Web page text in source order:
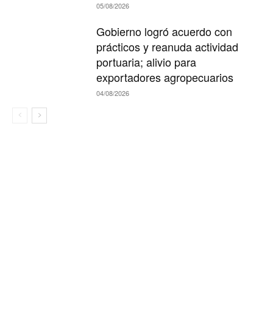
05/08/2026
Gobierno logró acuerdo con
prácticos y reanuda actividad
portuaria; alivio para
exportadores agropecuarios
04/08/2026